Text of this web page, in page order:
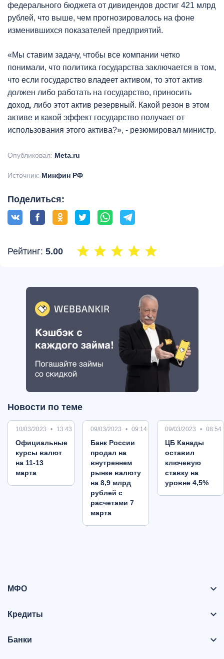
федерального бюджета от дивидендов достиг 421 млрд
рублей, что выше, чем прогнозировалось на фоне
изменившихся показателей предприятий.
«Мы ставим задачу, чтобы все компании четко
понимали, что политика государства заключается в том,
что если государство владеет активом, то этот актив
должен либо работать на государство, приносить
доход, либо этот актив резервный. Какой резон в этом
активе и какой эффект государство получает от
использования этого актива?», - резюмировал министр.
Опубликовал: Meta.ru
Источник: Минфин РФ
Поделиться:
Рейтинг: 5.00
Новости по теме
10/03/2023 13:43
Oфициальные
курсы валют
на 11-13
марта
09/03/2023 09:14
Банк России
продал на
внутреннем
рынке валюту
на 8,9 млрд
рублей с
расчетами 7
марта
09/03/2023 08:54
ЦБ Канады
оставил
ключевую
ставку на
уровне 4,5%
МФО
Кредиты
Банки